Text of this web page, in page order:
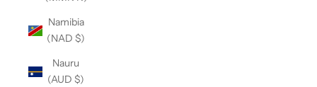
Namibia
(NAD $)
Nauru
(AUD $)